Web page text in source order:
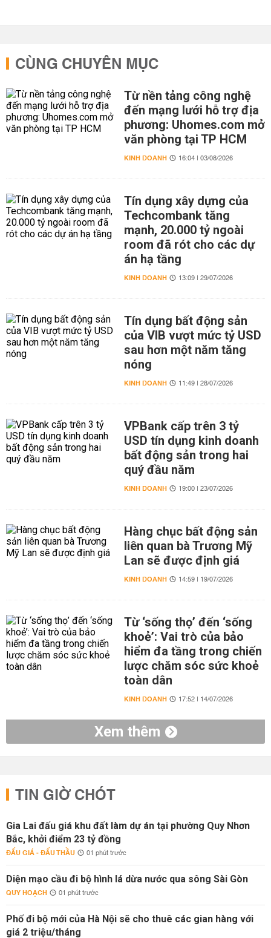
CÙNG CHUYÊN MỤC
Từ nền tảng công nghệ
đến mạng lưới hỗ trợ địa
phương: Uhomes.com mở
văn phòng tại TP HCM
KINH DOANH 16:04 | 03/08/2026
Tín dụng xây dựng của
Techcombank tăng
mạnh, 20.000 tỷ ngoài
room đã rót cho các dự
án hạ tầng
KINH DOANH 13:09 | 29/07/2026
Tín dụng bất động sản
của VIB vượt mức tỷ USD
sau hơn một năm tăng
nóng
KINH DOANH 11:49 | 28/07/2026
VPBank cấp trên 3 tỷ
USD tín dụng kinh doanh
bất động sản trong hai
quý đầu năm
KINH DOANH 19:00 | 23/07/2026
Hàng chục bất động sản
liên quan bà Trương Mỹ
Lan sẽ được định giá
KINH DOANH 14:59 | 19/07/2026
Từ ‘sống thọ’ đến ‘sống
khoẻ’: Vai trò của bảo
hiểm đa tầng trong chiến
lược chăm sóc sức khoẻ
toàn dân
KINH DOANH 17:52 | 14/07/2026
Xem thêm
TIN GIỜ CHÓT
Gia Lai đấu giá khu đất làm dự án tại phường Quy Nhơn
Bắc, khởi điểm 23 tỷ đồng
ĐẤU GIÁ - ĐẤU THẦU 01 phút trước
Diện mạo cầu đi bộ hình lá dừa nước qua sông Sài Gòn
QUY HOẠCH 01 phút trước
Phố đi bộ mới của Hà Nội sẽ cho thuê các gian hàng với
giá 2 triệu/tháng